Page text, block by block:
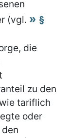
(vgl.
§
die
zu den
tariflich
oder